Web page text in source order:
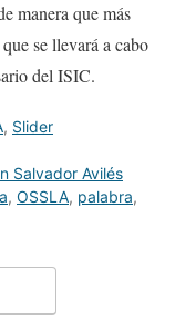
manera que más
se llevará a cabo
del ISIC.
, Slider
Salvador Avilés
, OSSLA, palabra,